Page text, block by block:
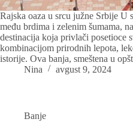
Rajska oaza u srcu južne Srbije U
među brdima i zelenim šumama,
destinacija koja privlači posetioce
kombinacijom prirodnih lepota,
istorije. Ova banja, smeštena u
Nina
avgust 9, 2024
Banje